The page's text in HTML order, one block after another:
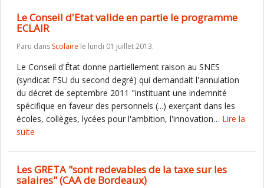
Le Conseil d'Etat valide en partie le programme
ECLAIR
Paru dans Scolaire le lundi 01 juillet 2013.
Le Conseil d'État donne partiellement raison au SNES
(syndicat FSU du second degré) qui demandait l'annulation
du décret de septembre 2011 "instituant une indemnité
spécifique en faveur des personnels (...) exerçant dans les
écoles, collèges, lycées pour l'ambition, l'innovation… Lire la
suite
Les GRETA "sont redevables de la taxe sur les
salaires" (CAA de Bordeaux)